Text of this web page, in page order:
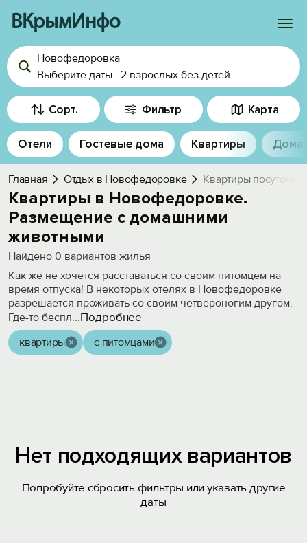
ВКрымИнфо
Войти
Избранное
История просмотра
Добавить свой объект
Новофедоровка
Выберите даты · 2 взрослых без детей
Сорт. Фильтр Карта
Отели Гостевые дома Квартиры Дома
Главная Отдых в Новофедоровке Квартиры посуточно
Квартиры в Новофедоровке.
Размещение с домашними
животными
Найдено 0 вариантов жилья
Как же не хочется расставаться со своим питомцем на
время отпуска! В некоторых отелях в Новофедоровке
разрешается проживать со своим четвероногим другом.
Где-то беспл...Подробнее
квартиры с питомцами
Нет подходящих вариантов
Попробуйте сбросить фильтры или указать другие
даты